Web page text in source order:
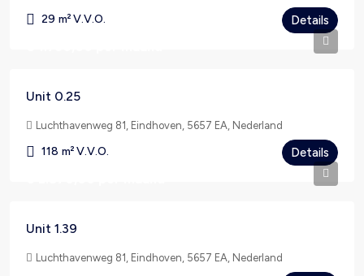
29 m² V.V.O. Details
Unit 0.25
Luchthavenweg 81, Eindhoven, 5657 EA, Nederland
118 m² V.V.O. Details
Unit 1.39
Luchthavenweg 81, Eindhoven, 5657 EA, Nederland